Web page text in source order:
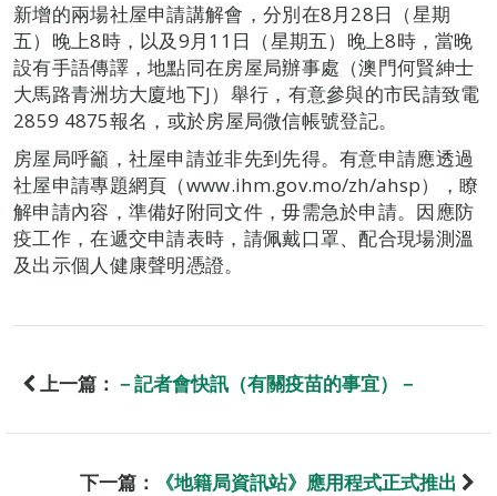
新增的兩場社屋申請講解會，分別在8月28日（星期
五）晚上8時，以及9月11日（星期五）晚上8時，當晚
設有手語傳譯，地點同在房屋局辦事處（澳門何賢紳士
大馬路青洲坊大廈地下J）舉行，有意參與的市民請致電
2859 4875報名，或於房屋局微信帳號登記。
房屋局呼籲，社屋申請並非先到先得。有意申請應透過
社屋申請專題網頁（www.ihm.gov.mo/zh/ahsp），瞭
解申請內容，準備好附同文件，毋需急於申請。因應防
疫工作，在遞交申請表時，請佩戴口罩、配合現場測溫
及出示個人健康聲明憑證。
上一篇： －記者會快訊（有關疫苗的事宜）－
下一篇： 《地籍局資訊站》應用程式正式推出